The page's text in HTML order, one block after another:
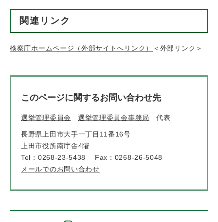
関連リンク
検察庁ホームページ（外部サイトへリンク） ＜外部リンク＞
このページに関するお問い合わせ先
選挙管理委員会 選挙管理委員会事務局 代表
長野県上田市大手一丁目11番16号
上田市役所南庁舎4階
Tel：0268-23-5438
Fax：0268-26-5048
メールでのお問い合わせ